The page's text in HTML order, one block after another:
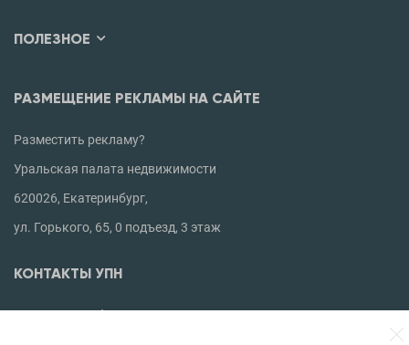
ПОЛЕЗНОЕ
РАЗМЕЩЕНИЕ РЕКЛАМЫ НА САЙТЕ
Разместить рекламу?
Уральская палата недвижимости
620026, Екатеринбург,
ул. Горького, 65, 0 подъезд, 3 этаж
КОНТАКТЫ УПН
Политика конфиденциальности